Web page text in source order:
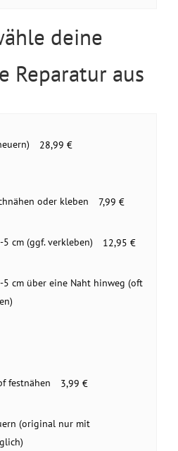
deine
Reparatur aus
28,99 €
oder kleben
7,99 €
cm (ggf. verkleben) 12,95 €
5 cm über eine Naht hinweg (oft
festnähen
3,99 €
(original nur mit